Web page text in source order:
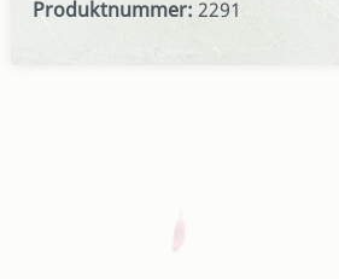
Produktnummer: 2291